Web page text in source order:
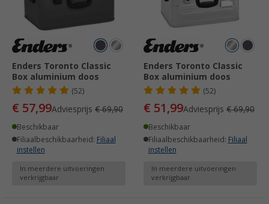
Enders Toronto Classic
Box aluminium doos
(52)
€ 57,99Adviesprijs € 69,90
Beschikbaar
Filiaalbeschikbaarheid: Filiaal
instellen
In meerdere uitvoeringen
verkrijgbaar
Enders Toronto Classic
Box aluminium doos
(52)
€ 51,99Adviesprijs € 69,90
Beschikbaar
Filiaalbeschikbaarheid: Filiaal
instellen
In meerdere uitvoeringen
verkrijgbaar